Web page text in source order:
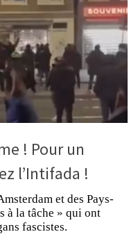
! Pour un
l’Intifada !
et des Pays-
à la tâche » qui ont
fascistes.